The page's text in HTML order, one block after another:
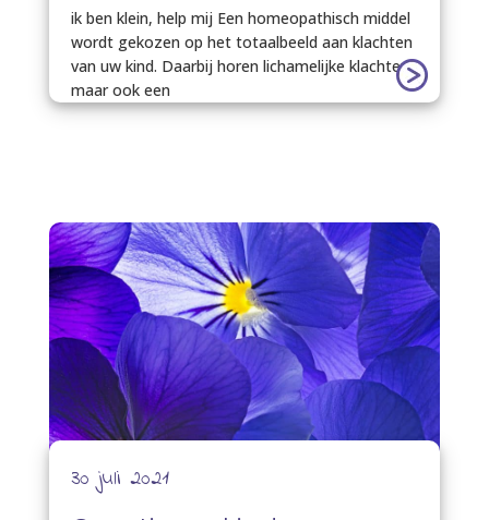
ik ben klein, help mij Een homeopathisch middel
wordt gekozen op het totaalbeeld aan klachten
van uw kind. Daarbij horen lichamelijke klachten,
maar ook een
30 juli 2021